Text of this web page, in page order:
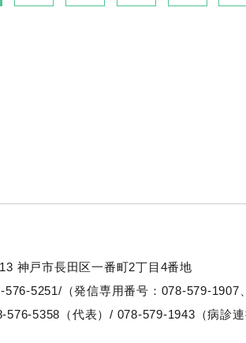
神戸市長田区一番町2丁目4番地
576-5251/（発信専用番号：078-579-1907
576-5358（代表）/ 078-579-1943（病診連